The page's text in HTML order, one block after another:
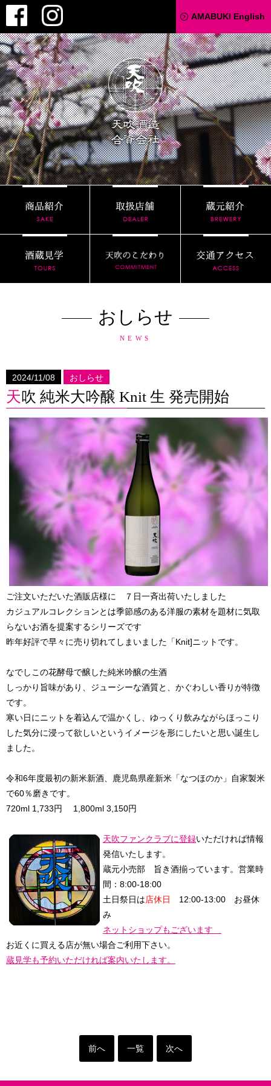
Facebook AMABUKI English
天吹酒造
おしらせ
NEWS
2024/11/08 おしらせ
天吹 純米大吟醸 Knit 生 発売開始
ご注文いただいた酒販店様に ７日一斉出荷いたしました
カジュアルコレクションとは季節感のある洋服の素材を題材に気取
らないお酒を提案するシリーズです
昨年好評で早々に売り切れてしまいました「Knit]ニットです。
なでしこの花酵母で醸した純米吟醸の生酒
しっかり旨味があり、ジューシーな酒質と、かぐわしい香りが特徴
です。
寒い日にニットを着込んで温かくし、ゆっくり飲みながらほっこり
した気分に浸って欲しいというイメージを形にしたいと思い誕生し
ました。
令和6年度最初の新米新酒、鹿児島県産新米「なつほのか」自家製米
で60％磨きです。
720ml 1,733円 1,800ml 3,150円
天吹ファンクラブに登録いただければ情報
発信いたします。
蔵元小売部 旨き酒揃っています。 営業時
間：8:00-18:00
土日祭日は店休日 12:00-13:00 お昼休
み
ネットショップもございます
お近くに買える店が無い場合ご利用下さい。
蔵見学も予約いただければ案内いたします。
前へ 一覧 次へ